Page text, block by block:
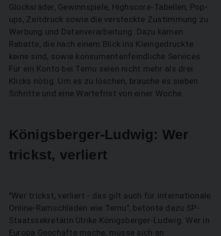
Glücksräder, Gewinnspiele, Highscore-Tabellen, Pop-
ups, Zeitdruck sowie die versteckte Zustimmung zu
Werbung und Datenverarbeitung. Dazu kämen
Rabatte, die nach einem Blick ins Kleingedruckte
keine sind, sowie konsumentenfeindliche Services.
Für ein Konto bei Temu seien nicht mehr als drei
Klicks nötig. Um es zu löschen, brauche es sieben
Schritte und eine Wartefrist von einer Woche.
Königsberger-Ludwig: Wer
trickst, verliert
"Wer trickst, verliert - das gilt auch für internationale
Online-Ramschläden wie Temu", betonte dazu SP-
Staatssekretärin Ulrike Königsberger-Ludwig. Wer in
Europa Geschäfte mache, müsse sich an